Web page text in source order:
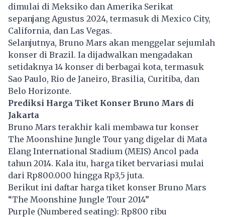
dimulai di Meksiko dan Amerika Serikat
sepanjang Agustus 2024, termasuk di Mexico City,
California, dan Las Vegas.
Selanjutnya, Bruno Mars akan menggelar sejumlah
konser di Brazil. Ia dijadwalkan mengadakan
setidaknya 14 konser di berbagai kota, termasuk
Sao Paulo, Rio de Janeiro, Brasilia, Curitiba, dan
Belo Horizonte.
Prediksi Harga Tiket Konser Bruno Mars di
Jakarta
Bruno Mars terakhir kali membawa tur konser
The Moonshine Jungle Tour yang digelar di Mata
Elang International Stadium (MEIS) Ancol pada
tahun 2014. Kala itu, harga tiket bervariasi mulai
dari Rp800.000 hingga Rp3,5 juta.
Berikut ini daftar harga tiket konser Bruno Mars
“The Moonshine Jungle Tour 2014”
Purple (Numbered seating): Rp800 ribu